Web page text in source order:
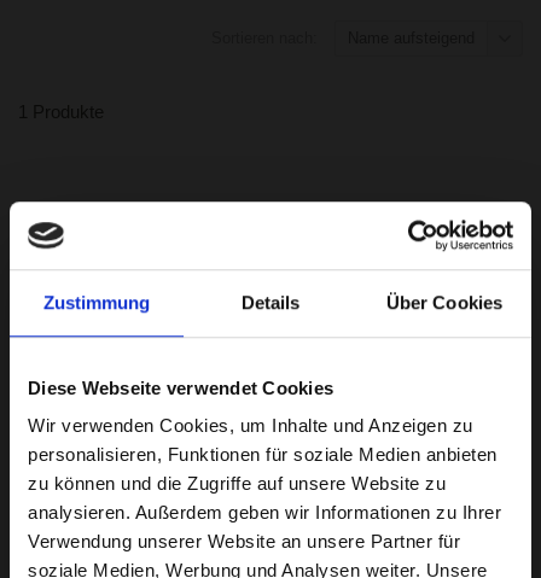
Zustimmung Details Über Cookies
Diese Webseite verwendet Cookies
Wir verwenden Cookies, um Inhalte und Anzeigen zu
personalisieren, Funktionen für soziale Medien anbieten
zu können und die Zugriffe auf unsere Website zu
analysieren. Außerdem geben wir Informationen zu Ihrer
Verwendung unserer Website an unsere Partner für
soziale Medien, Werbung und Analysen weiter. Unsere
1 Produkte
€249,00*
Pferdeeinstreu Ameco Palette 24 Ballen – Abholung Wien
günstig
Grundpreis: €0,51 / Kg
24 Ballen á 20 kg. Staubfreie Pferdeeinstreu zur Selbstabholung